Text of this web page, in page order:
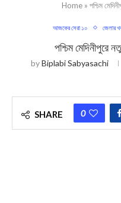
Home» পশ্চিম
আজকের সেরা ১০ জেলার
পশ্চিম
byBiplabi Sabyasachi
SHARE 0